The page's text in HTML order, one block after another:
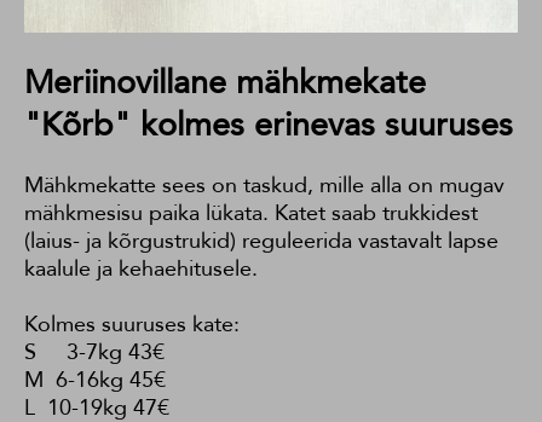
Meriinovillane mähkmekate
"Kõrb" kolmes erinevas suuruses
Mähkmekatte sees on taskud, mille alla on mugav
mähkmesisu paika lükata. Katet saab trukkidest
(laius- ja kõrgustrukid) reguleerida vastavalt lapse
kaalule ja kehaehitusele.
Kolmes suuruses kate:
S 3-7kg 43€
M 6-16kg 45€
L 10-19kg 47€